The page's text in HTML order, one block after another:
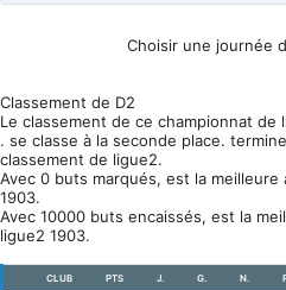
Choisir une journée
Classement de D2
Le classement de ce championnat de
. se classe à la seconde place.
classement de ligue2.
Avec 0 buts marqués, est la
1903.
Avec 10000 buts encaissés, est la
ligue2 1903.
CLUB PTS J. G. N.